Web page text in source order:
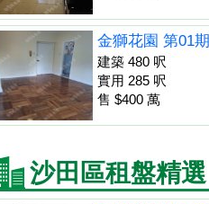
金獅花園 第01期
建築 480 呎
實用 285 呎
售 $400 萬
沙田區租盤精選